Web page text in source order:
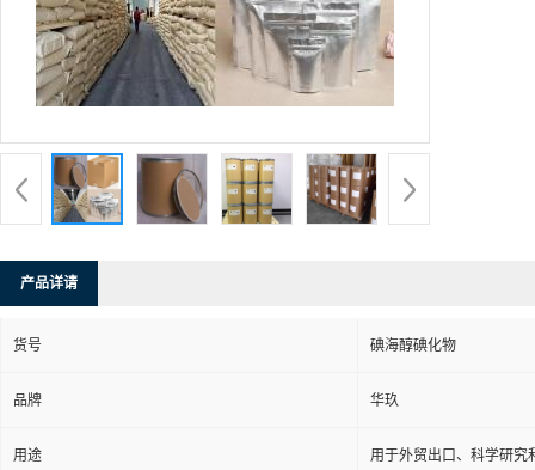
产品详请
货号 碘海醇碘化物
品牌 华玖
用途 用于外贸出口、科学研究